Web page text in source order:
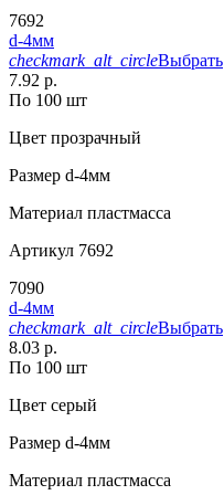
7692
d-4мм
checkmark_alt_circleВыбрать
7.92 р.
По 100 шт
Цвет прозрачный
Размер d-4мм
Материал пластмасса
Артикул 7692
7090
d-4мм
checkmark_alt_circleВыбрать
8.03 р.
По 100 шт
Цвет серый
Размер d-4мм
Материал пластмасса